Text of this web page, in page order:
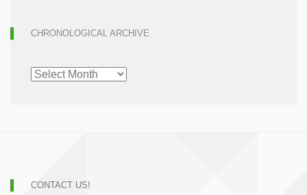
CHRONOLOGICAL ARCHIVE
CHRONOLOGICAL
ARCHIVE
CONTACT US!